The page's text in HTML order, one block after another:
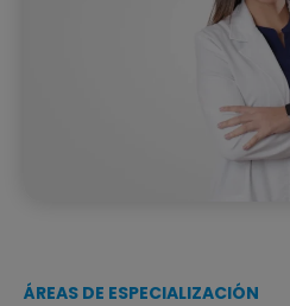
ÁREAS DE ESPECIALIZACIÓN